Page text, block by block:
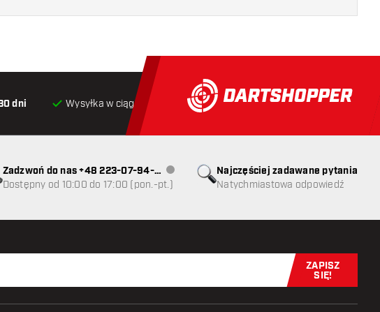
dni Wysyłka w ciągu 24 godzin Darmowa wysyłka od 250 złoty
Najczęściej zadawane pytania
Natychmiastowa odpowiedź
Zadzwoń do nas +48 223-07-94-
89
Obsługa klienta niedostępna
Dostępny od 10:00 do 17:00 (pon.-pt.)
Zapisz się
ZAPISZ
SIĘ!